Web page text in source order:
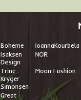
Boheme IoannaKourbela
Isaksen
Design
NÖR
Trine
Kryger
Simonsen
Moon Fashion
Great